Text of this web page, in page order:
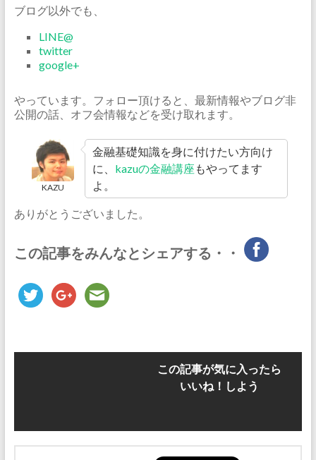
ブログ以外でも、
LINE@
twitter
google+
やっています。フォロー頂けると、最新情報やブログ非
公開の話、オフ会情報などを受け取れます。
KAZU
金融基礎知識を身に付けたい方向け
に、 kazuの金融講座 もやってます
よ。
ありがとうございました。
この記事をみんなとシェアする・・
この記事が気に入ったら
いいね！しよう